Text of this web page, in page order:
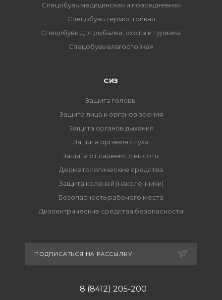
Спецобувь медицинская и повседневная
Спецобувь термостойкая
Спецобувь для рыбалки, охоты и туризма
Спецобувь влагостойкая
СИЗ
Защита головы
Защита лица и органов зрения
Защита органов дыхания
Защита органов слуха
Защита от падения с высоты
Дерматологические средства
Защита коленей (наколенники)
Безопасность рабочего места
Диэлектрические средства безопасности
ПОДПИСАТЬСЯ НА РАССЫЛКУ
8 (8412) 205-200